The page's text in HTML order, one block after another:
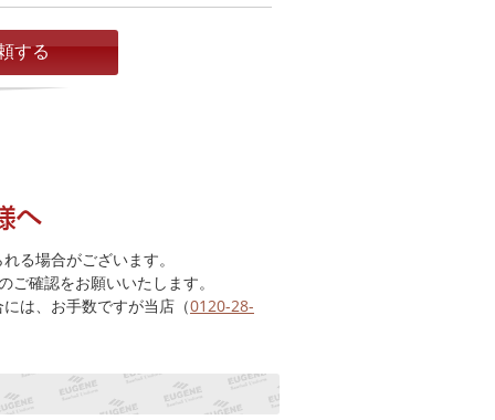
る場合がございます。
確認をお願いいたします。
は、お手数ですが当店（0120-28-